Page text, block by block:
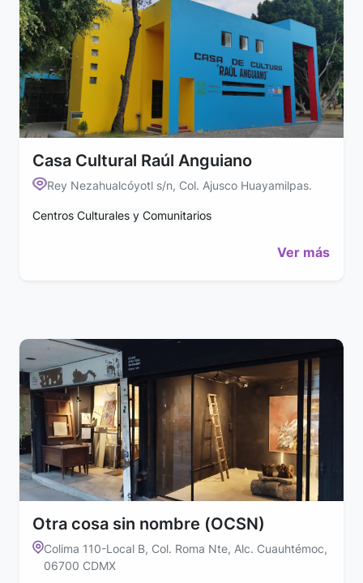
Casa Cultural Raúl Anguiano
Rey Nezahualcóyotl s/n, Col. Ajusco Huayamilpas.
Centros Culturales y Comunitarios
Ver más
Otra cosa sin nombre (OCSN)
Colima 110-Local B, Col. Roma Nte, Alc. Cuauhtémoc,
06700 CDMX